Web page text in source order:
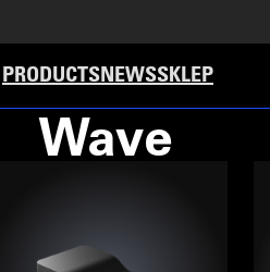
PRODUCTSNEWSSKLEP
Wave